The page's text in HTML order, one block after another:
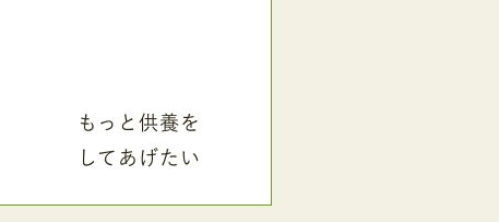
もっと供養を
してあげたい